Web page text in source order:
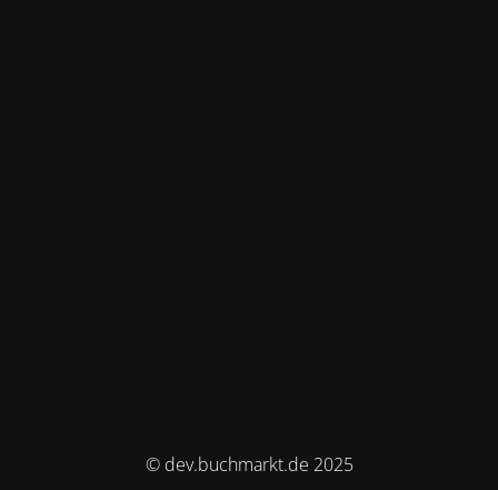
© dev.buchmarkt.de 2025